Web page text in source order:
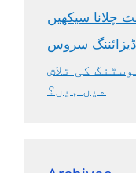
چلانا سیکھیں
سروس
کی تلاش
میں ہیں؟